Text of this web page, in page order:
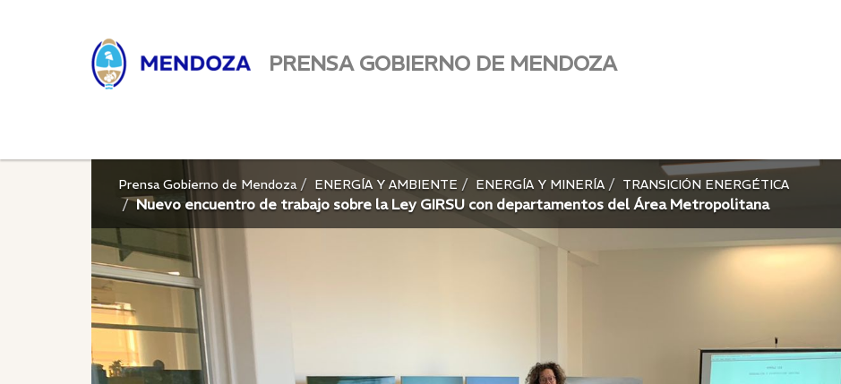
PRENSA GOBIERNO DE MENDOZA
Prensa Gobierno de Mendoza ENERGÍA Y AMBIENTE ENERGÍA Y MINERÍA TRANSICIÓN ENERGÉTICA
Nuevo encuentro de trabajo sobre la Ley GIRSU con departamentos del Área Metropolitana